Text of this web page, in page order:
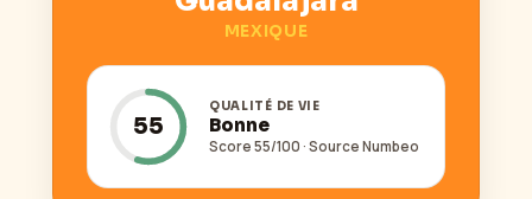
MEXIQUE
55
QUALITÉ DE VIE
Bonne
Score 55/100 · Source Numbeo